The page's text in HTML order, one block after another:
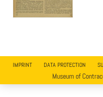
IMPRINT DATA PROTECTION
Museum of